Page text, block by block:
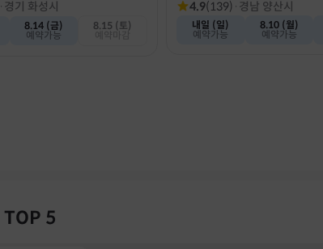
· 경기 화성시
8.14 (금)
예약가능
8.15 (토)
4.9(139) · 경남 양산시
내일 (일)
예약가능
8.10 (월)
예약가능
TOP 5